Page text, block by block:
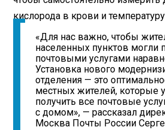
кислорода в крови и температуру
«Для нас важно, чтобы
населенных пунктов могли
почтовыми услугами
Установка нового
отделения — это
местных жителей, которые
получить все почтовые
с домом», — рассказал
Москва Почты России